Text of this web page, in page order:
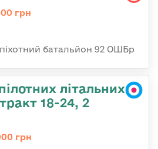
грн
батальйон 92 ОШБр
літальних
18-24, 2
грн